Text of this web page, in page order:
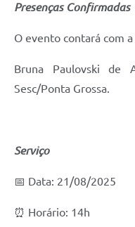
Presenças Confirmadas
O evento contará com
Bruna Paulovski de
Sesc/Ponta Grossa.
Serviço
📅 Data: 21/08/2025
⏰ Horário: 14h